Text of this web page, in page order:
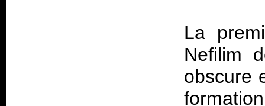
La
Nefilim
obscure